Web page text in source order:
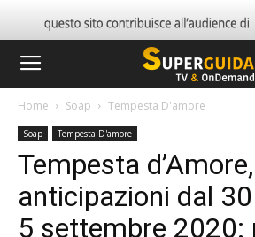
Home Soap Tempesta D'amore
Soap Tempesta D'amore
Tempesta d’Amore,
anticipazioni dal
5 settembre 2020: